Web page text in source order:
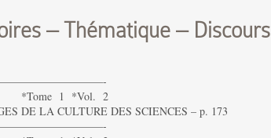
– Thématique – Discours
*Tome 1 *Vol. 2
DE LA CULTURE DES SCIENCES – p. 173